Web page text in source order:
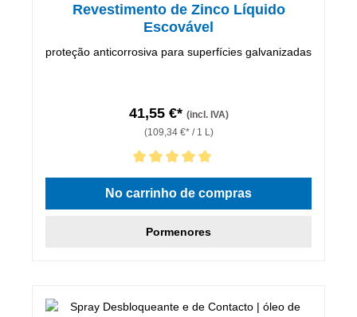
Revestimento de Zinco Líquido
Escovável
proteção anticorrosiva para superfícies galvanizadas
41,55 €* (incl. IVA)
(109,34 €* / 1 L)
Classificação média de 5 de 5 estrelas
No carrinho de compras
Pormenores